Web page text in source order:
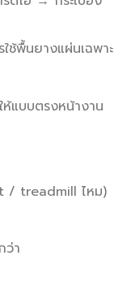
ช้พื้นยางแผ่นเฉพาะ
แบบตรงหน้างาน
/ treadmill ไหม)
ว่า